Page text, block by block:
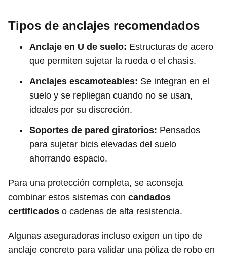
Tipos de anclajes recomendados
Anclaje en U de suelo: Estructuras de acero
que permiten sujetar la rueda o el chasis.
Anclajes escamoteables: Se integran en el
suelo y se repliegan cuando no se usan,
ideales por su discreción.
Soportes de pared giratorios: Pensados
para sujetar bicis elevadas del suelo
ahorrando espacio.
Para una protección completa, se aconseja
combinar estos sistemas con candados
certificados o cadenas de alta resistencia.
Algunas aseguradoras incluso exigen un tipo de
anclaje concreto para validar una póliza de robo en